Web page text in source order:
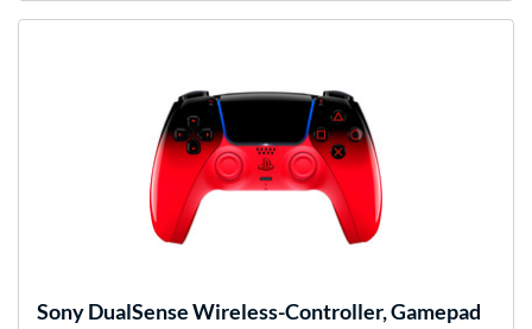
SonyDualSense Wireless-Controller, Gamepad